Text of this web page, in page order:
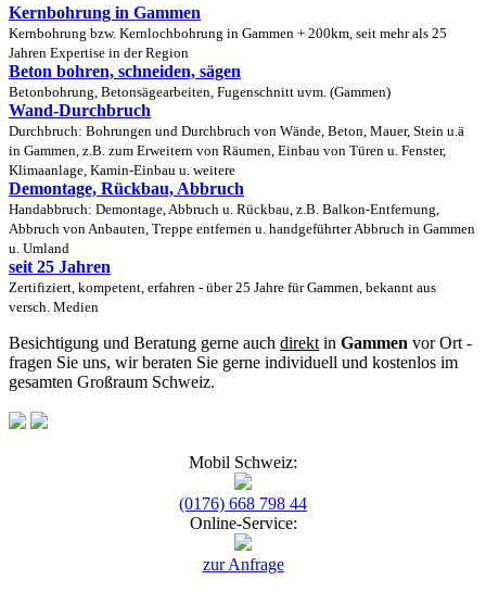
Kernbohrung in Gammen
Kernbohrung bzw. Kernlochbohrung in Gammen + 200km, seit mehr als 25
Jahren Expertise in der Region
Beton bohren, schneiden, sägen
Betonbohrung, Betonsägearbeiten, Fugenschnitt uvm. (Gammen)
Wand-Durchbruch
Durchbruch: Bohrungen und Durchbruch von Wände, Beton, Mauer, Stein u.ä
in Gammen, z.B. zum Erweitern von Räumen, Einbau von Türen u. Fenster,
Klimaanlage, Kamin-Einbau u. weitere
Demontage, Rückbau, Abbruch
Handabbruch: Demontage, Abbruch u. Rückbau, z.B. Balkon-Entfernung,
Abbruch von Anbauten, Treppe entfernen u. handgeführter Abbruch in Gammen
u. Umland
seit 25 Jahren
Zertifiziert, kompetent, erfahren - über 25 Jahre für Gammen, bekannt aus
versch. Medien
Besichtigung und Beratung gerne auch direkt in Gammen vor Ort -
fragen Sie uns, wir beraten Sie gerne individuell und kostenlos im
gesamten Großraum Schweiz.
Mobil Schweiz:
(0176) 668 798 44
Online-Service:
zur Anfrage